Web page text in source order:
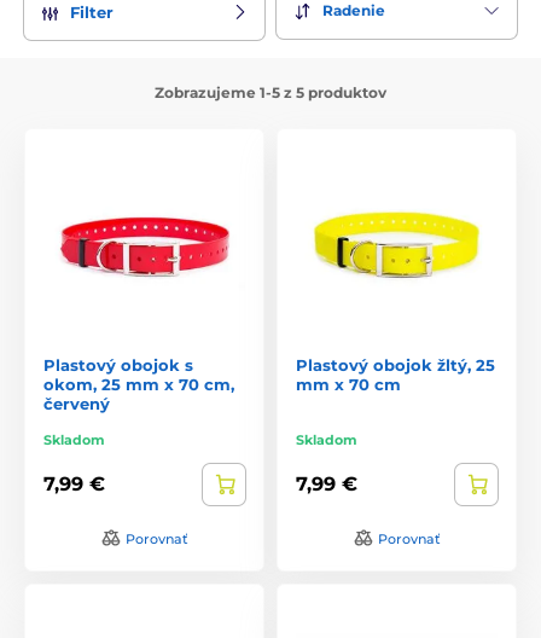
Filter Radenie
Zobrazujeme 1-5 z 5 produktov
Plastový obojok s
okom, 25 mm x 70 cm,
červený
Skladom
7,99 €
Porovnať
Plastový obojok žltý, 25
mm x 70 cm
Skladom
7,99 €
Porovnať